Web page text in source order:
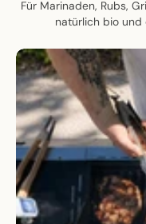
Für Marinaden, Rubs,
natürlich bio und